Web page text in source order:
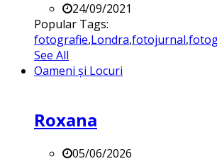
24/09/2021
Popular Tags:
fotografie,Londra,fotojurnal,
See All
Oameni și Locuri
Roxana
05/06/2026